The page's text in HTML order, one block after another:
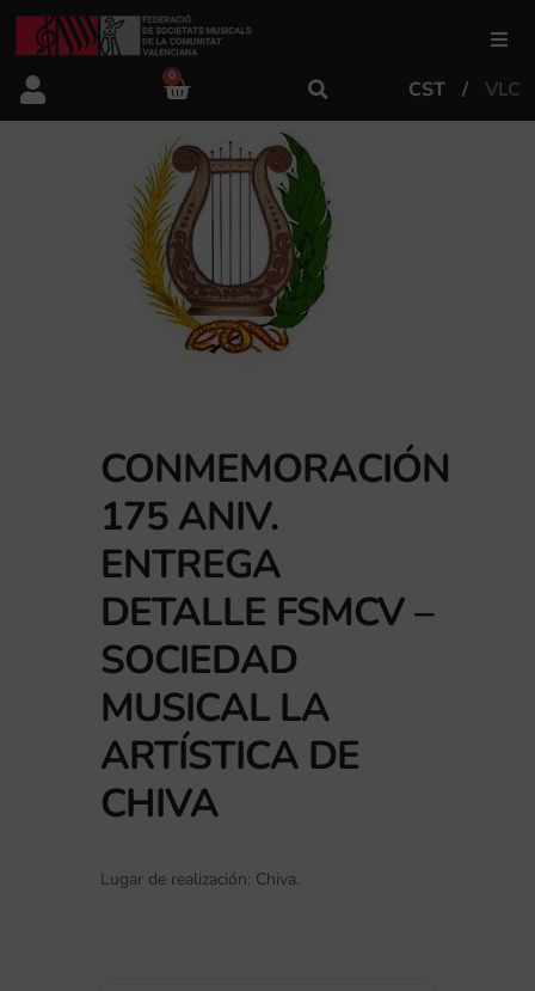
FSMCV
Áreas de gestión
Área educativa
0
CST VLC
CONMEMORACIÓN
175 ANIV.
ENTREGA
DETALLE FSMCV –
SOCIEDAD
MUSICAL LA
ARTÍSTICA DE
CHIVA
Lugar de realización: Chiva.